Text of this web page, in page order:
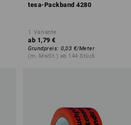
tesa-Packband 4280
1 Variante
ab 1,79 €
Grundpreis: 0,03 €/Meter
(m. MwSt.) ab 144 Stück